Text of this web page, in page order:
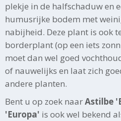
plekje in de halfschaduw en
humusrijke bodem met
nabijheid. Deze plant is ook
borderplant (op een iets
moet dan wel goed
of nauwelijks en laat zich
andere planten.
Bent u op zoek naarAstilbe
'Europa' is ook wel bekend